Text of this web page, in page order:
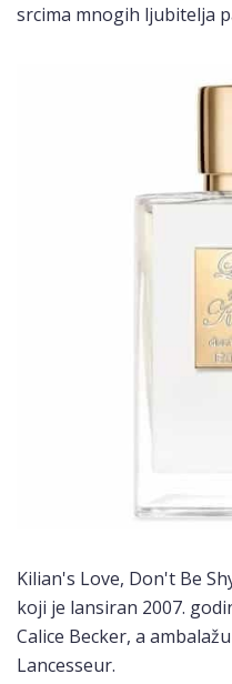
srcima mnogih ljubitelja
Kilian's Love, Don't Be
koji je lansiran 2007.
Calice Becker, a
Lancesseur.